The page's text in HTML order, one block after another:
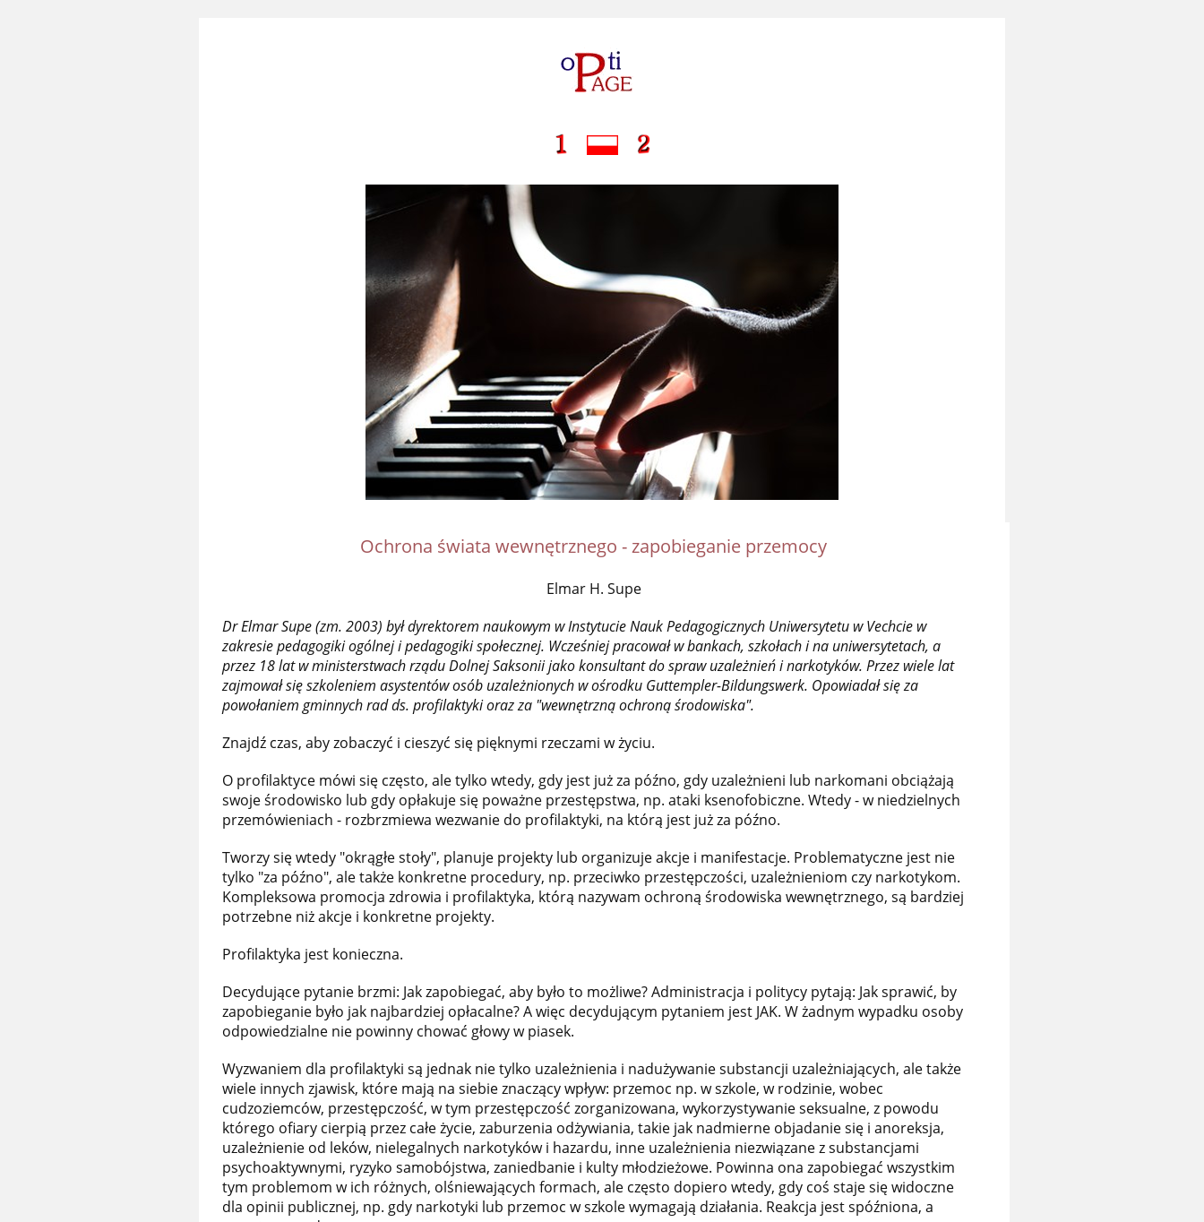
Ochrona świata wewnętrznego - zapobieganie przemocy
Elmar H. Supe
Dr Elmar Supe (zm. 2003) był dyrektorem naukowym w Instytucie Nauk Pedagogicznych Uniwersytetu w Vechcie w
zakresie pedagogiki ogólnej i pedagogiki społecznej. Wcześniej pracował w bankach, szkołach i na uniwersytetach, a
przez 18 lat w ministerstwach rządu Dolnej Saksonii jako konsultant do spraw uzależnień i narkotyków. Przez wiele lat
zajmował się szkoleniem asystentów osób uzależnionych w ośrodku Guttempler-Bildungswerk. Opowiadał się za
powołaniem gminnych rad ds. profilaktyki oraz za "wewnętrzną ochroną środowiska".
Znajdź czas, aby zobaczyć i cieszyć się pięknymi rzeczami w życiu.
O profilaktyce mówi się często, ale tylko wtedy, gdy jest już za późno, gdy uzależnieni lub narkomani obciążają
swoje środowisko lub gdy opłakuje się poważne przestępstwa, np. ataki ksenofobiczne. Wtedy - w niedzielnych
przemówieniach - rozbrzmiewa wezwanie do profilaktyki, na którą jest już za późno.
Tworzy się wtedy "okrągłe stoły", planuje projekty lub organizuje akcje i manifestacje. Problematyczne jest nie
tylko "za późno", ale także konkretne procedury, np. przeciwko przestępczości, uzależnieniom czy narkotykom.
Kompleksowa promocja zdrowia i profilaktyka, którą nazywam ochroną środowiska wewnętrznego, są bardziej
potrzebne niż akcje i konkretne projekty.
Profilaktyka jest konieczna.
Decydujące pytanie brzmi: Jak zapobiegać, aby było to możliwe? Administracja i politycy pytają: Jak sprawić, by
zapobieganie było jak najbardziej opłacalne? A więc decydującym pytaniem jest JAK. W żadnym wypadku osoby
odpowiedzialne nie powinny chować głowy w piasek.
Wyzwaniem dla profilaktyki są jednak nie tylko uzależnienia i nadużywanie substancji uzależniających, ale także
wiele innych zjawisk, które mają na siebie znaczący wpływ: przemoc np. w szkole, w rodzinie, wobec
cudzoziemców, przestępczość, w tym przestępczość zorganizowana, wykorzystywanie seksualne, z powodu
którego ofiary cierpią przez całe życie, zaburzenia odżywiania, takie jak nadmierne objadanie się i anoreksja,
uzależnienie od leków, nielegalnych narkotyków i hazardu, inne uzależnienia niezwiązane z substancjami
psychoaktywnymi, ryzyko samobójstwa, zaniedbanie i kulty młodzieżowe. Powinna ona zapobiegać wszystkim
tym problemom w ich różnych, olśniewających formach, ale często dopiero wtedy, gdy coś staje się widoczne
dla opinii publicznej, np. gdy narkotyki lub przemoc w szkole wymagają działania. Reakcja jest spóźniona, a